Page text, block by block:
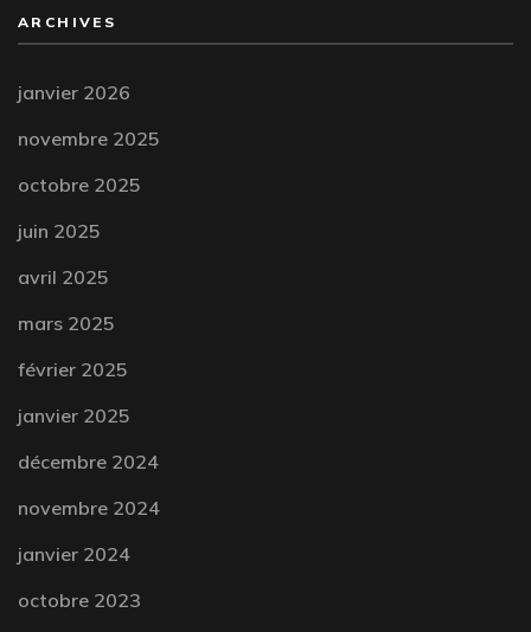
ARCHIVES
janvier 2026
novembre 2025
octobre 2025
juin 2025
avril 2025
mars 2025
février 2025
janvier 2025
décembre 2024
novembre 2024
janvier 2024
octobre 2023